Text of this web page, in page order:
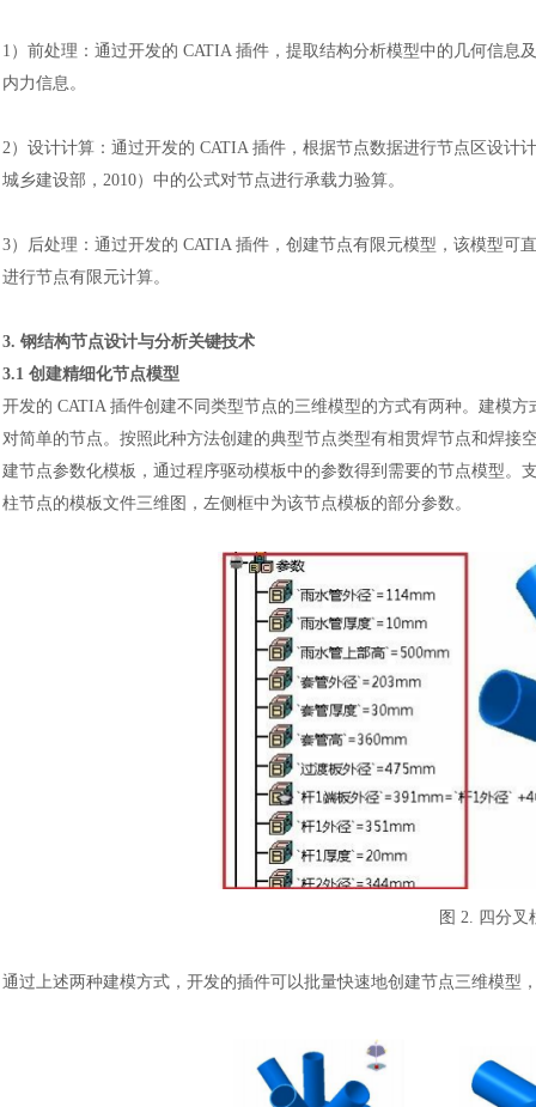
1）前处理：通过开发的 CATIA 插件，提取结构分析模型中的几何信
内力信息。
2） 设计计算：通过开发的 CATIA 插件，根据节点数据进行节点区设计
城乡建设部，2010）中的公式对节点进行承载力验算。
3）后处理：通过开发的 CATIA 插件，创建节点有限元模型，该模型可
进行节点有限元计算。
3. 钢结构节点设计与分析关键技术
3.1 创建精细化节点模型
开发的 CATIA 插件创建不同类型节点的三维模型的方式有两种。建模
对简单的节点。按照此种方法创建的典型节点类型有相贯焊节点和焊
建节点参数化模板，通过程序驱动模板中的参数得到需要的节点模型
柱节点的模板文件三维图，左侧框中为该节点模板的部分参数。
图 2. 四分叉
通过上述两种建模方式，开发的插件可以批量快速地创建节点三维模型
汽车交通